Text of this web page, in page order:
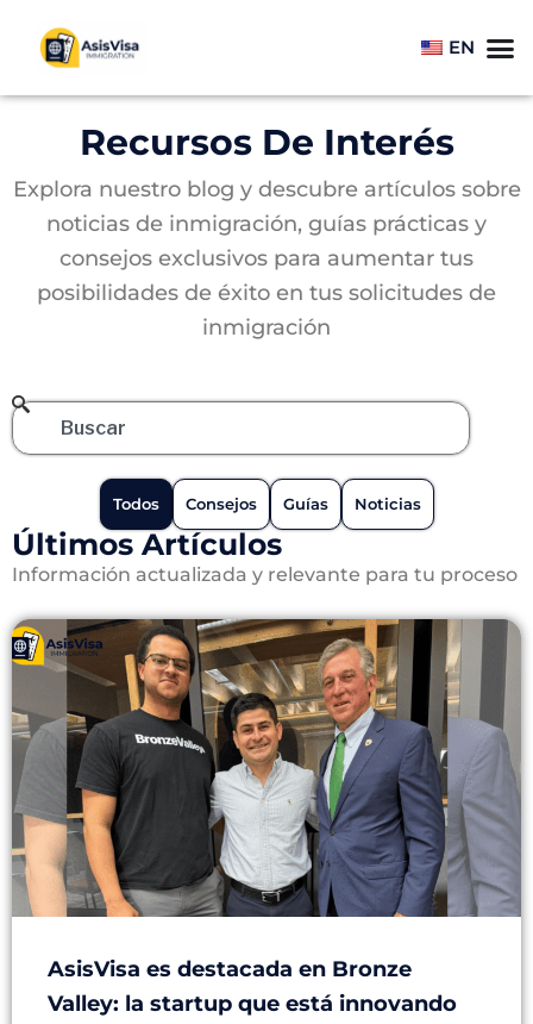
EN
Recursos De Interés
Explora nuestro blog y descubre artículos sobre
noticias de inmigración, guías prácticas y
consejos exclusivos para aumentar tus
posibilidades de éxito en tus solicitudes de
inmigración
Todos Consejos Guías Noticias
Últimos Artículos
Información actualizada y relevante para tu proceso
AsisVisa es destacada en Bronze
Valley: la startup que está innovando